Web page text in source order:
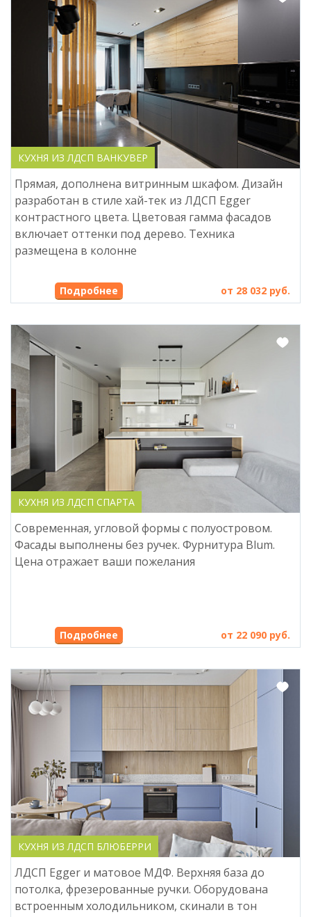
КУХНЯ ИЗ ЛДСП ВАНКУВЕР
Прямая, дополнена витринным шкафом. Дизайн
разработан в стиле хай-тек из ЛДСП Egger
контрастного цвета. Цветовая гамма фасадов
включает оттенки под дерево. Техника
размещена в колонне
Подробнее от 28 032 руб.
КУХНЯ ИЗ ЛДСП СПАРТА
Современная, угловой формы с полуостровом.
Фасады выполнены без ручек. Фурнитура Blum.
Цена отражает ваши пожелания
Подробнее от 22 090 руб.
КУХНЯ ИЗ ЛДСП БЛЮБЕРРИ
ЛДСП Egger и матовое МДФ. Верхняя база до
потолка, фрезерованные ручки. Оборудована
встроенным холодильником, скинали в тон